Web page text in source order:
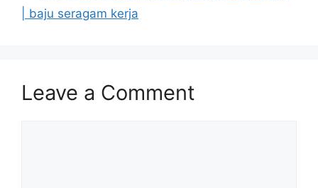
| baju seragam kerja
Leave a Comment